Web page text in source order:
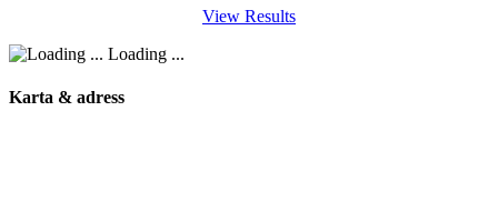
View Results
Loading ...
Karta & adress